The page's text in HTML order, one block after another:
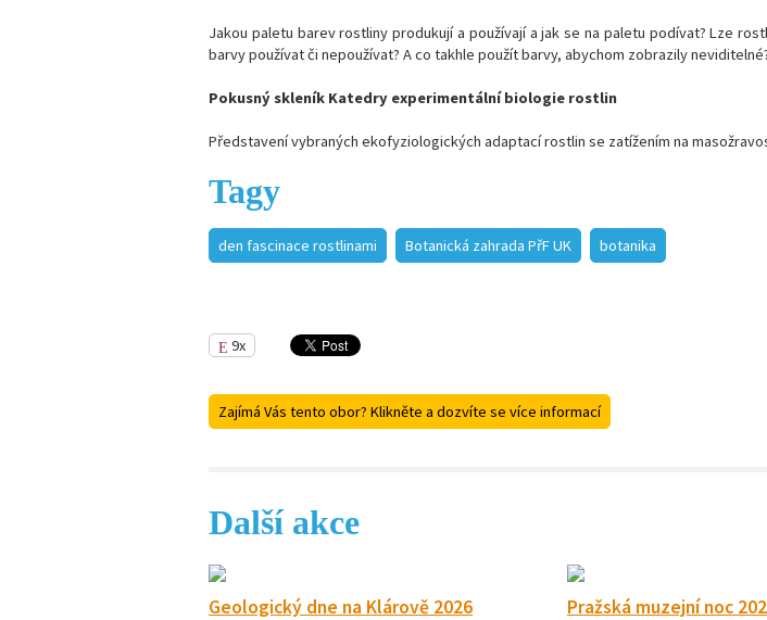
Jakou paletu barev rostliny produkují a používají a jak se na paletu podívat? Lze
barvy používat či nepoužívat? A co takhle použít barvy, abychom zobrazily
Pokusný skleník Katedry experimentální biologie rostlin
Představení vybraných ekofyziologických adaptací rostlin se zatížením na
Tagy
den fascinace rostlinami Botanická zahrada PřF UK botanika
9x
Zajímá Vás tento obor? Klikněte a dozvíte se více informací
Další akce
Geologický dne na Klárově 2026 Pražská muzejní noc